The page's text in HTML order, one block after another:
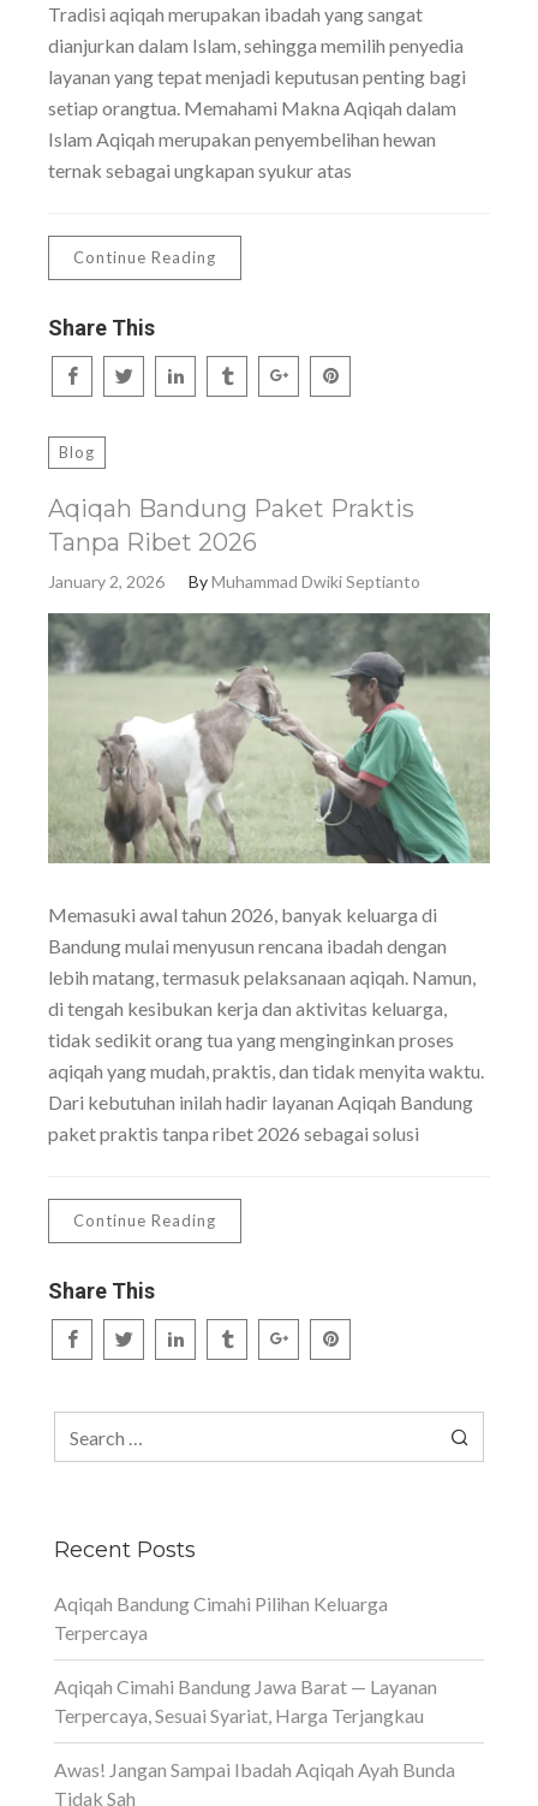
Tradisi aqiqah merupakan ibadah yang sangat
dianjurkan dalam Islam, sehingga memilih penyedia
layanan yang tepat menjadi keputusan penting bagi
setiap orangtua. Memahami Makna Aqiqah dalam
Islam Aqiqah merupakan penyembelihan hewan
ternak sebagai ungkapan syukur atas
Continue Reading
Share This
Blog
Aqiqah Bandung Paket Praktis
Tanpa Ribet 2026
January 2, 2026 ByMuhammad Dwiki Septianto
Memasuki awal tahun 2026, banyak keluarga di
Bandung mulai menyusun rencana ibadah dengan
lebih matang, termasuk pelaksanaan aqiqah. Namun,
di tengah kesibukan kerja dan aktivitas keluarga,
tidak sedikit orang tua yang menginginkan proses
aqiqah yang mudah, praktis, dan tidak menyita waktu.
Dari kebutuhan inilah hadir layanan Aqiqah Bandung
paket praktis tanpa ribet 2026 sebagai solusi
Continue Reading
Share This
Recent Posts
Aqiqah Bandung Cimahi Pilihan Keluarga
Terpercaya
Aqiqah Cimahi Bandung Jawa Barat — Layanan
Terpercaya, Sesuai Syariat, Harga Terjangkau
Awas! Jangan Sampai Ibadah Aqiqah Ayah Bunda
Tidak Sah